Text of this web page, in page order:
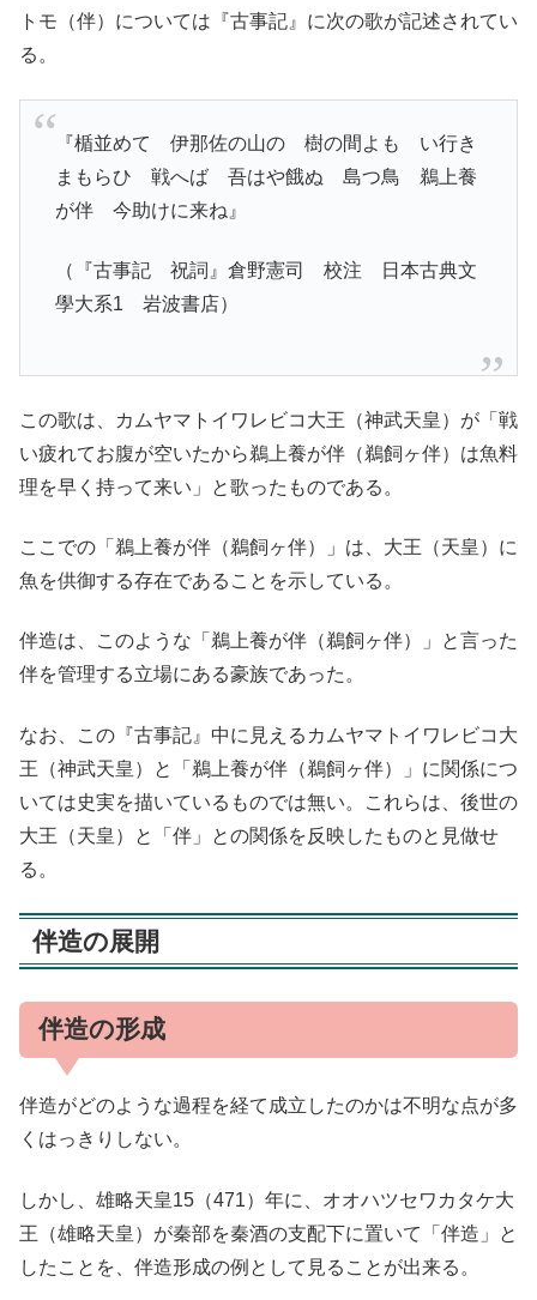
トモ（伴）については『古事記』に次の歌が記述されてい
る。
『楯並めて 伊那佐の山の 樹の間よも い行き
まもらひ 戦へば 吾はや餓ぬ 島つ鳥 鵜上養
が伴 今助けに来ね』
（『古事記 祝詞』倉野憲司 校注 日本古典文
學大系1 岩波書店）
この歌は、カムヤマトイワレビコ大王（神武天皇）が「戦
い疲れてお腹が空いたから鵜上養が伴（鵜飼ヶ伴）は魚料
理を早く持って来い」と歌ったものである。
ここでの「鵜上養が伴（鵜飼ヶ伴）」は、大王（天皇）に
魚を供御する存在であることを示している。
伴造は、このような「鵜上養が伴（鵜飼ヶ伴）」と言った
伴を管理する立場にある豪族であった。
なお、この『古事記』中に見えるカムヤマトイワレビコ大
王（神武天皇）と「鵜上養が伴（鵜飼ヶ伴）」に関係につ
いては史実を描いているものでは無い。これらは、後世の
大王（天皇）と「伴」との関係を反映したものと見做せ
る。
伴造の展開
伴造の形成
伴造がどのような過程を経て成立したのかは不明な点が多
くはっきりしない。
しかし、雄略天皇15（471）年に、オオハツセワカタケ大
王（雄略天皇）が秦部を秦酒の支配下に置いて「伴造」と
したことを、伴造形成の例として見ることが出来る。